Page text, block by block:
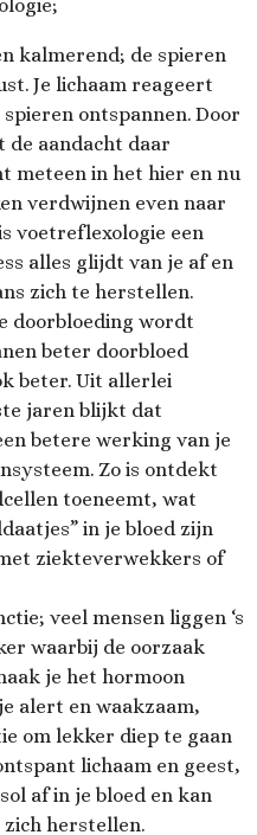
kalmerend; de spieren
Je lichaam reageert
ontspannen. Door
de aandacht daar
meteen in het hier en nu
verdwijnen even naar
voetreflexologie een
alles glijdt van je af en
zich te herstellen.
doorbloeding wordt
beter doorbloed
beter. Uit allerlei
jaren blijkt dat
betere werking van je
Zo is ontdekt
toeneemt, wat
in je bloed zijn
ziekteverwekkers of
veel mensen liggen ‘s
waarbij de oorzaak
je het hormoon
alert en waakzaam,
om lekker diep te gaan
lichaam en geest,
af in je bloed en kan
herstellen.